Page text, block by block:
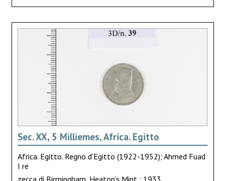
Sec. XX, 5 Milliemes, Africa. Egitto
Africa. Egitto. Regno d'Egitto (1922-1952); Ahmed Fuad
I re